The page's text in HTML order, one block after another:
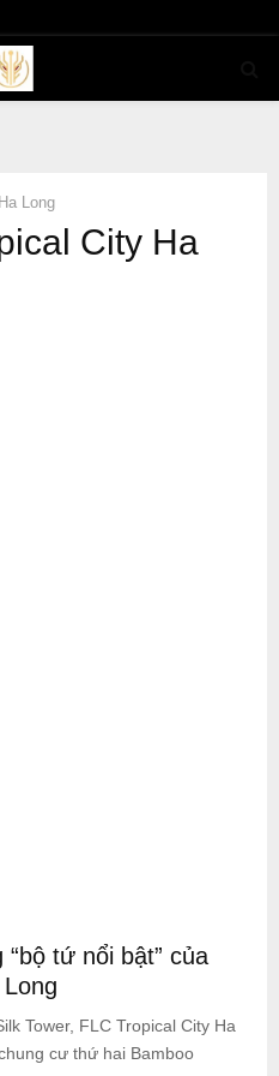
Long
City Ha
tứ nổi bật” của
Tower, FLC Tropical City Ha
cư thứ hai Bamboo